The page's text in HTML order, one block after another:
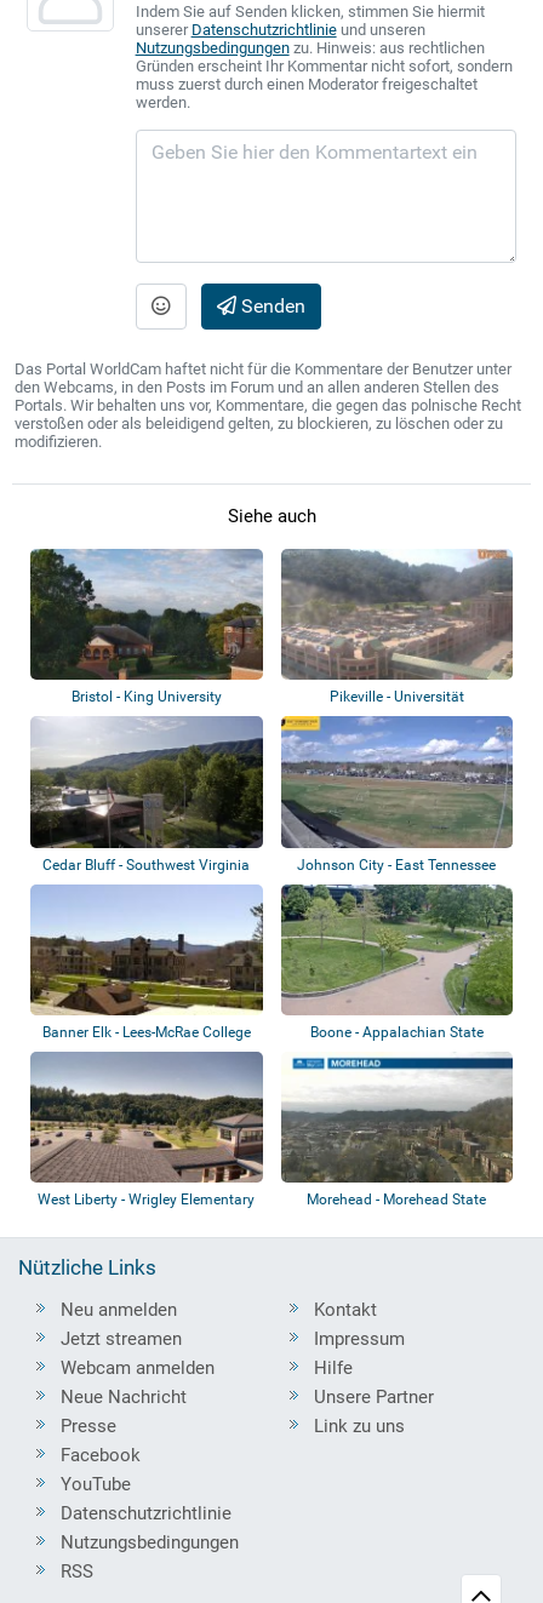
Indem Sie auf Senden klicken, stimmen Sie hiermit
unserer Datenschutzrichtlinieund unseren
Nutzungsbedingungenzu. Hinweis: aus rechtlichen
Gründen erscheint Ihr Kommentar nicht sofort, sondern
muss zuerst durch einen Moderator freigeschaltet
werden.
Senden
Das Portal WorldCam haftet nicht für die Kommentare der Benutzer unter
den Webcams, in den Posts im Forum und an allen anderen Stellen des
Portals. Wir behalten uns vor, Kommentare, die gegen das polnische Recht
verstoßen oder als beleidigend gelten, zu blockieren, zu löschen oder zu
modifizieren.
Siehe auch
Bristol - King University Pikeville - Universität
Cedar Bluff - Southwest Virginia
Communi...
Johnson City - East Tennessee
State Univ...
Banner Elk - Lees-McRae College
Boone - Appalachian State
University’s c...
West Liberty - Wrigley Elementary
Morehead - Morehead State
Nützliche Links
Neu anmelden
Jetzt streamen
Webcam anmelden
Neue Nachricht
Presse
Kontakt
Impressum
Hilfe
Unsere Partner
Link zu uns
Facebook
YouTube
Datenschutzrichtlinie
Nutzungsbedingungen
RSS